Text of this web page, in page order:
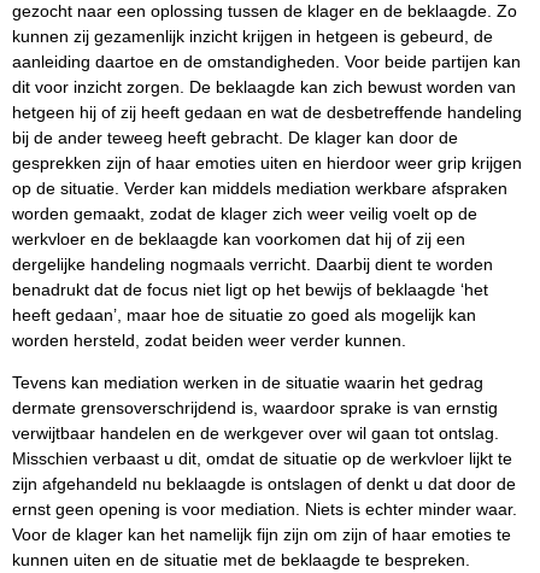
gezocht naar een oplossing tussen de klager en de beklaagde. Zo
kunnen zij gezamenlijk inzicht krijgen in hetgeen is gebeurd, de
aanleiding daartoe en de omstandigheden. Voor beide partijen kan
dit voor inzicht zorgen. De beklaagde kan zich bewust worden van
hetgeen hij of zij heeft gedaan en wat de desbetreffende handeling
bij de ander teweeg heeft gebracht. De klager kan door de
gesprekken zijn of haar emoties uiten en hierdoor weer grip krijgen
op de situatie. Verder kan middels mediation werkbare afspraken
worden gemaakt, zodat de klager zich weer veilig voelt op de
werkvloer en de beklaagde kan voorkomen dat hij of zij een
dergelijke handeling nogmaals verricht. Daarbij dient te worden
benadrukt dat de focus niet ligt op het bewijs of beklaagde ‘het
heeft gedaan’, maar hoe de situatie zo goed als mogelijk kan
worden hersteld, zodat beiden weer verder kunnen.
Tevens kan mediation werken in de situatie waarin het gedrag
dermate grensoverschrijdend is, waardoor sprake is van ernstig
verwijtbaar handelen en de werkgever over wil gaan tot ontslag.
Misschien verbaast u dit, omdat de situatie op de werkvloer lijkt te
zijn afgehandeld nu beklaagde is ontslagen of denkt u dat door de
ernst geen opening is voor mediation. Niets is echter minder waar.
Voor de klager kan het namelijk fijn zijn om zijn of haar emoties te
kunnen uiten en de situatie met de beklaagde te bespreken.